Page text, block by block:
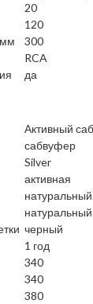
20
120
300
RCA
да
Активный
сабвуфер
Silver
активная
черный
1 год
340
340
380